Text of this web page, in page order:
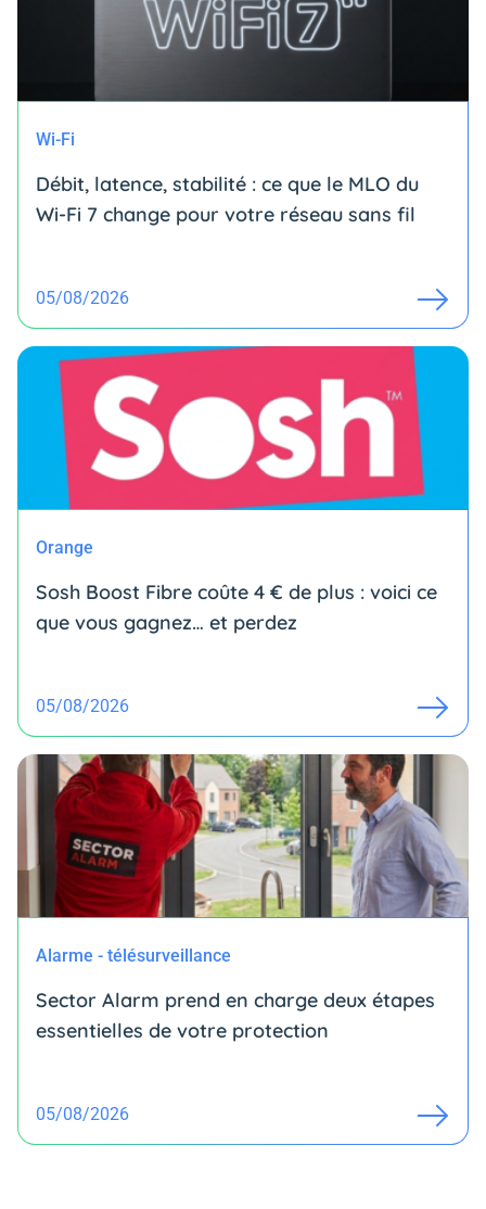
Wi-Fi
Débit, latence, stabilité : ce que le MLO du
Wi-Fi 7 change pour votre réseau sans fil
05/08/2026
Orange
Sosh Boost Fibre coûte 4 € de plus : voici ce
que vous gagnez… et perdez
05/08/2026
Alarme - télésurveillance
Sector Alarm prend en charge deux étapes
essentielles de votre protection
05/08/2026